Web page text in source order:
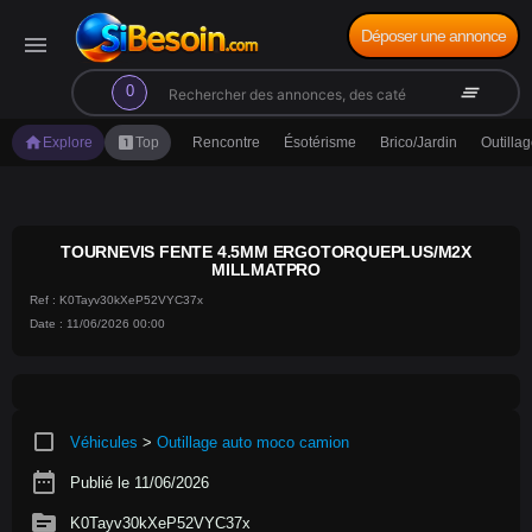
menu
0
search clear_all
Déposer une annonce
home Explore looks_oneTop Rencontre Ésotérisme Brico/Jardin
TOURNEVIS FENTE 4.5MM ERGOTORQUEPLUS/M2X
MILLMATPRO
Ref : K0Tayv30kXeP52VYC37x
Date : 11/06/2026 00:00
crop_square Véhicules > Outillage auto moco camion
date_range Publié le 11/06/2026
source K0Tayv30kXeP52VYC37x